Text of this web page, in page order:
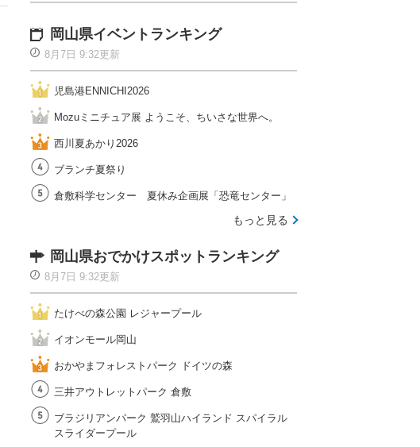
岡山県イベントランキング
8月7日 9:32更新
児島港ENNICHI2026
Mozuミニチュア展 ようこそ、ちいさな世界へ。
西川夏あかり2026
ブランチ夏祭り
倉敷科学センター 夏休み企画展「恐竜センター」
もっと見る
岡山県おでかけスポットランキング
8月7日 9:32更新
たけべの森公園 レジャープール
イオンモール岡山
おかやまフォレストパーク ドイツの森
三井アウトレットパーク 倉敷
ブラジリアンパーク 鷲羽山ハイランド スパイラル
スライダープール